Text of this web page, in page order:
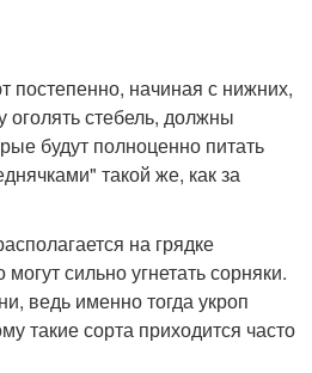
начиная с нижних,
оголять стебель, должны
будут полноценно питать
такой же, как за
на грядке
сильно угнетать сорняки.
ведь именно тогда укроп
такие сорта приходится часто